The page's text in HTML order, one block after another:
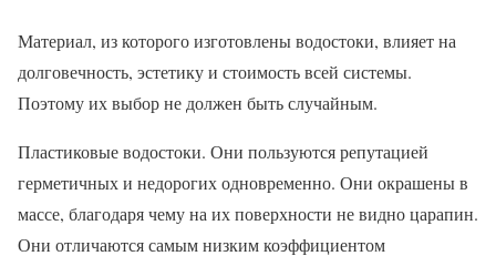
Материал, из которого изготовлены водостоки, влияет на
долговечность, эстетику и стоимость всей системы.
Поэтому их выбор не должен быть случайным.
Пластиковые водостоки. Они пользуются репутацией
герметичных и недорогих одновременно. Они окрашены в
массе, благодаря чему на их поверхности не видно царапин.
Они отличаются самым низким коэффициентом